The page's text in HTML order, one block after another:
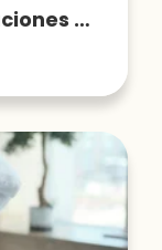
Long COVID: 5 recomendaciones para mejorar tu estado de ánimo